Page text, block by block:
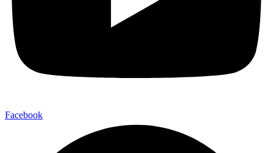
Facebook